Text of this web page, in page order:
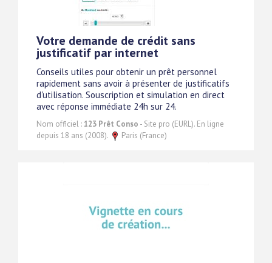
Votre demande de crédit sans
justificatif par internet
Conseils utiles pour obtenir un prêt personnel
rapidement sans avoir à présenter de justificatifs
d'utilisation. Souscription et simulation en direct
avec réponse immédiate 24h sur 24.
Nom officiel :123 Prêt Conso - Site pro (EURL). En ligne
depuis 18 ans (2008).
Paris (France)